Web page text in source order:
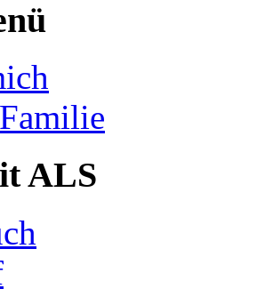
ALS